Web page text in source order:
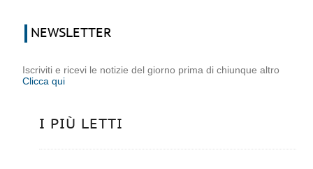
NEWSLETTER
Iscriviti e ricevi le notizie del giorno prima di chiunque altro
Clicca qui
I PIÙ LETTI